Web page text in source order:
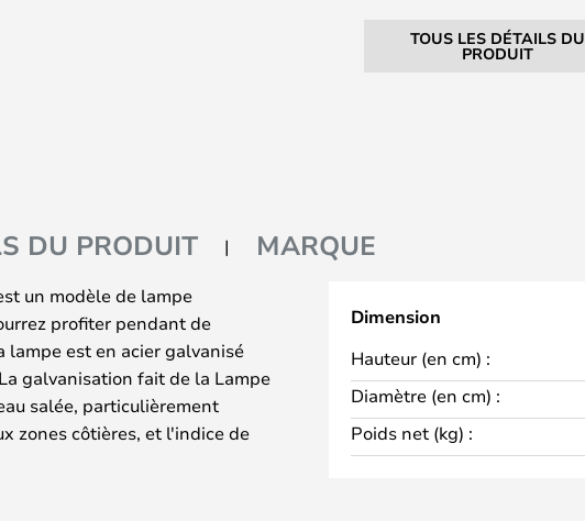
TOUS LES DÉTAILS DU
PRODUIT
DU PRODUIT MARQUE
un modèle de lampe
profiter pendant de
lampe est en acier galvanisé
galvanisation fait de la Lampe
salée, particulièrement
zones côtières, et l'indice de
des effets du vent et des
la corrosion extensive.
Dimension
Hauteur (en cm) :
Diamètre (en cm) :
Poids net (kg) :